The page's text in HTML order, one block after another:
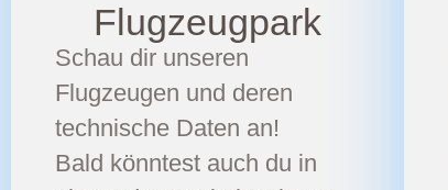
Flugzeugpark
Schau dir unseren
Flugzeugen und deren
technische Daten an!
Bald könntest auch du in